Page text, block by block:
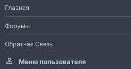
Главная
Форумы
Обратная Связь
Меню пользователя